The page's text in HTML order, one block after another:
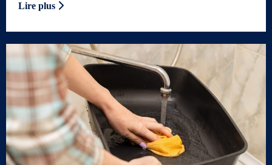
Lire plus